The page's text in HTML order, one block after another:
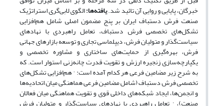
خبرگان، پایایی و روایی آن تائید شد.یافته‌ها:الگوی لابی‌گری استراتژیک
صنعت فرش دستباف ایران بر پنجمضموناصلی شامل هم‌افزایی
تشکل‌های تخصصی فرش دستباف، تعامل راهبردی با نهادهای
سیاست‌گذار و متولیان فرش، دیپلماسی تجاری و توسعه بازارهای جهانی
فرش، بهره‌گیری از حمایت‌های ساختاری و مشاوره تخصصی و
یکپارچه‌سازی زنجیره ارزش و تقویت قدرت چانه‌زنی استوار است.که
به شرح زیر مضامین فرعی هر کدام آمده است:·هم‌افزایی تشکل‌های
تخصصی فرش دستباف (شامل مضامین فرعی هماهنگی میان اتحادیه‌ها
و انجمن‌ها، ایجاد شبکه‌های داخلی قوی و تقویت هماهنگی میان فعالان